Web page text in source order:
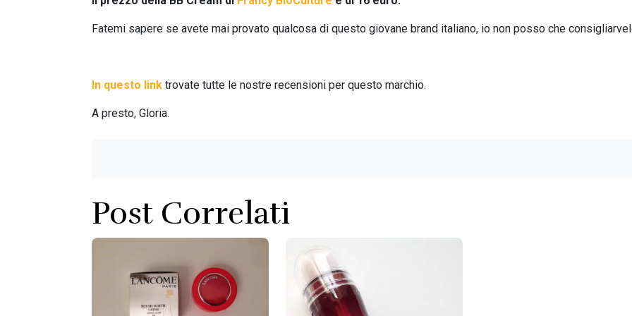
Fatemi sapere se avete mai provato qualcosa di questo giovane brand italiano, io non posso che
In questo link trovate tutte le nostre recensioni per questo marchio.
A presto, Gloria.
Post Correlati